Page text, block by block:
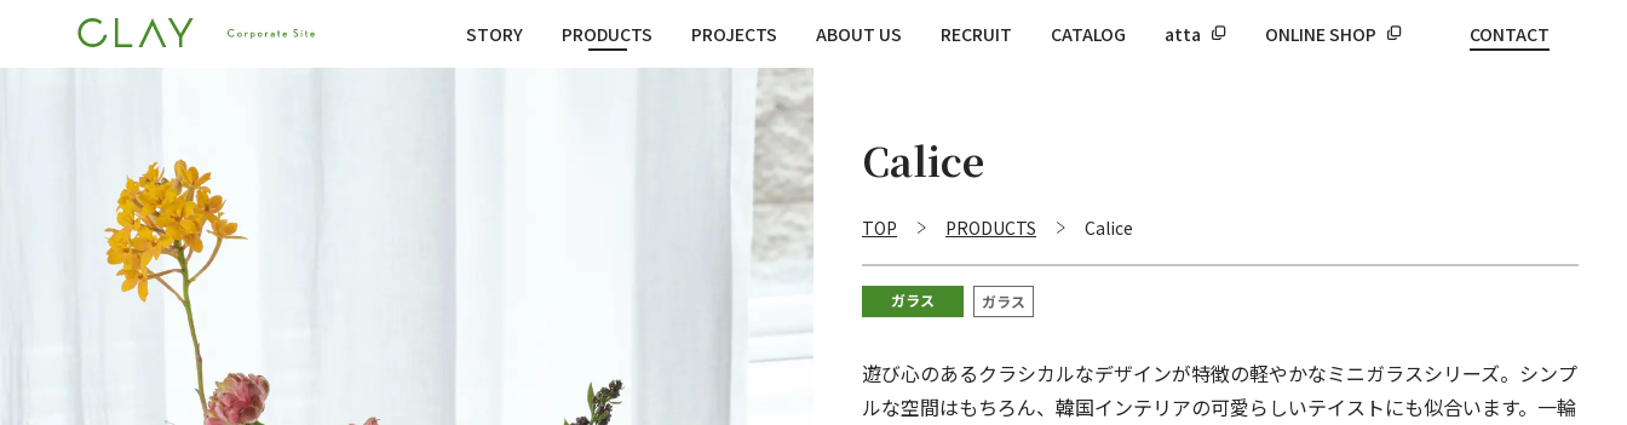
STORY PRODUCTS PROJECTS ABOUT US RECRUIT CATALOG atta ONLINE SHOP CONTACT
Calice
TOP PRODUCTS Calice
ガラス ガラス
遊び心のあるクラシカルなデザインが特徴の軽やかなミニガラスシリーズ。シンプ
ルな空間はもちろん、韓国インテリアの可愛らしいテイストにも似合います。一輪